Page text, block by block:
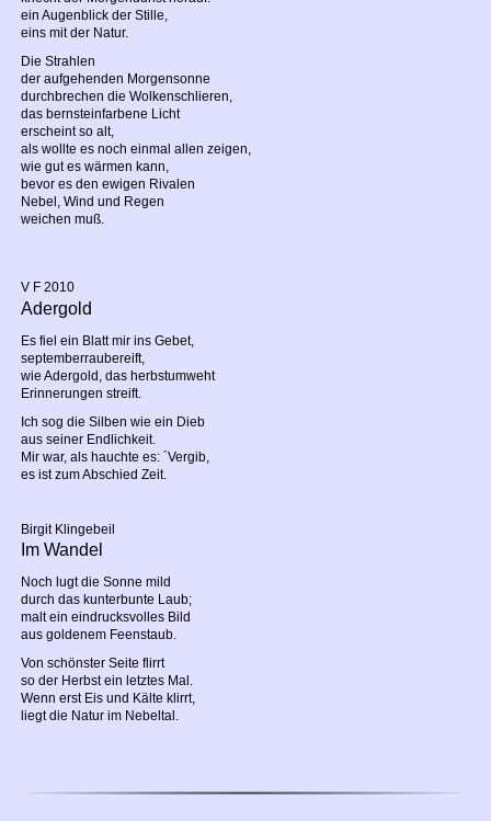
ein Augenblick der Stille,
eins mit der Natur.
Die Strahlen
der aufgehenden Morgensonne
durchbrechen die Wolkenschlieren,
das bernsteinfarbene Licht
erscheint so alt,
als wollte es noch einmal allen zeigen,
wie gut es wärmen kann,
bevor es den ewigen Rivalen
Nebel, Wind und Regen
weichen muß.
V F 2010
Adergold
Es fiel ein Blatt mir ins Gebet,
septemberraubereift,
wie Adergold, das herbstumweht
Erinnerungen streift.
Ich sog die Silben wie ein Dieb
aus seiner Endlichkeit.
Mir war, als hauchte es: ´Vergib,
es ist zum Abschied Zeit.
Birgit Klingebeil
Im Wandel
Noch lugt die Sonne mild
durch das kunterbunte Laub;
malt ein eindrucksvolles Bild
aus goldenem Feenstaub.
Von schönster Seite flirrt
so der Herbst ein letztes Mal.
Wenn erst Eis und Kälte klirrt,
liegt die Natur im Nebeltal.